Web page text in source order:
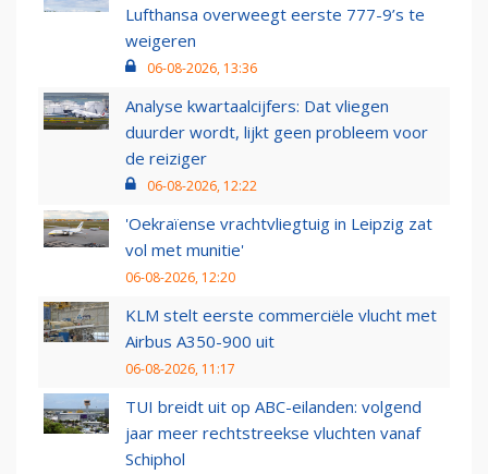
Lufthansa overweegt eerste 777-9’s te
weigeren
06-08-2026, 13:36
Analyse kwartaalcijfers: Dat vliegen
duurder wordt, lijkt geen probleem voor
de reiziger
06-08-2026, 12:22
'Oekraïense vrachtvliegtuig in Leipzig zat
vol met munitie'
06-08-2026, 12:20
KLM stelt eerste commerciële vlucht met
Airbus A350-900 uit
06-08-2026, 11:17
TUI breidt uit op ABC-eilanden: volgend
jaar meer rechtstreekse vluchten vanaf
Schiphol